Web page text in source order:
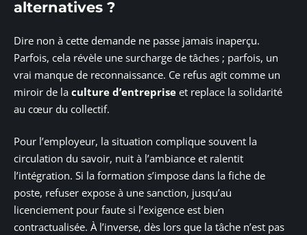
alternatives ?
Dire non à cette demande ne passe jamais inaperçu.
Parfois, cela révèle une surcharge de tâches ; parfois, un
vrai manque de reconnaissance. Ce refus agit comme un
miroir de la culture d’entreprise et replace la solidarité
au cœur du collectif.
Pour l’employeur, la situation complique souvent la
circulation du savoir, nuit à l’ambiance et ralentit
l’intégration. Si la formation s’impose dans la fiche de
poste, refuser expose à une sanction, jusqu’au
licenciement pour faute si l’exigence est bien
contractualisée. À l’inverse, dès lors que la tâche n’est pas